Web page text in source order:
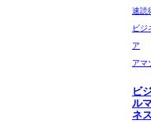
速読
ビ
ア
アマ
ビ
ル
ネ